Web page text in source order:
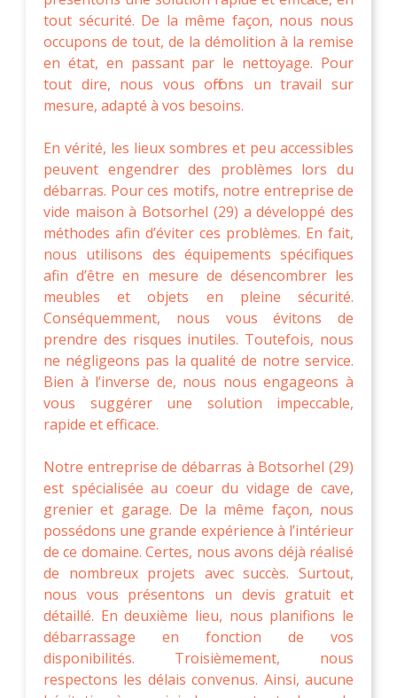
tout sécurité. De la même façon, nous nous
occupons de tout, de la démolition à la remise
en état, en passant par le nettoyage. Pour
tout dire, nous vous offrons un travail sur
mesure, adapté à vos besoins.
En vérité, les lieux sombres et peu accessibles
peuvent engendrer des problèmes lors du
débarras. Pour ces motifs, notre entreprise de
vide maison à Botsorhel (29) a développé des
méthodes afin d’éviter ces problèmes. En fait,
nous utilisons des équipements spécifiques
afin d’être en mesure de désencombrer les
meubles et objets en pleine sécurité.
Conséquemment, nous vous évitons de
prendre des risques inutiles. Toutefois, nous
ne négligeons pas la qualité de notre service.
Bien à l’inverse de, nous nous engageons à
vous suggérer une solution impeccable,
rapide et efficace.
Notre entreprise de débarras à Botsorhel (29)
est spécialisée au coeur du vidage de cave,
grenier et garage. De la même façon, nous
possédons une grande expérience à l’intérieur
de ce domaine. Certes, nous avons déjà réalisé
de nombreux projets avec succès. Surtout,
nous vous présentons un devis gratuit et
détaillé. En deuxième lieu, nous planifions le
débarrassage en fonction de vos
disponibilités. Troisièmement, nous
respectons les délais convenus. Ainsi, aucune